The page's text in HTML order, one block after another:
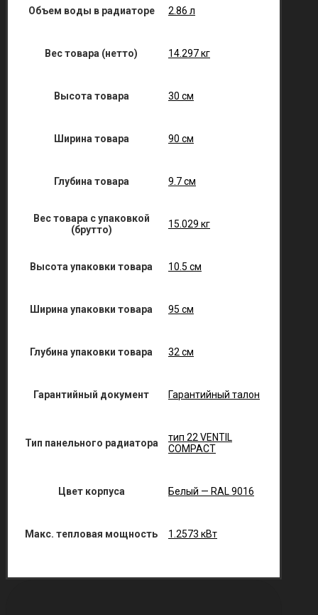
Объем воды в радиаторе 2.86 л
Вес товара (нетто) 14.297 кг
Высота товара 30 см
Ширина товара 90 см
Глубина товара 9.7 см
Вес товара с упаковкой
(брутто)
15.029 кг
Высота упаковки товара 10.5 см
Ширина упаковки товара 95 см
Глубина упаковки товара 32 см
Гарантийный документ Гарантийный талон
Тип панельного радиатора
тип 22 VENTIL
COMPACT
Цвет корпуса Белый — RAL 9016
Макс. тепловая мощность 1.2573 кВт